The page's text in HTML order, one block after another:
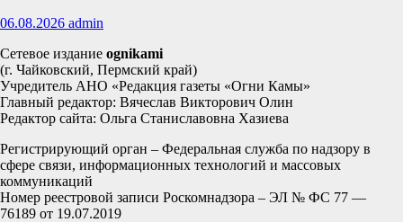
06.08.2026 admin
Сетевое издание ognikami
(г. Чайковский, Пермский край)
Учредитель АНО «Редакция газеты «Огни Камы»
Главный редактор: Вячеслав Викторович Олин
Редактор сайта: Ольга Станиславовна Хазиева
Регистрирующий орган – Федеральная служба по надзору в
сфере связи, информационных технологий и массовых
коммуникаций
Номер реестровой записи Роскомнадзора – ЭЛ № ФС 77 —
76189 от 19.07.2019